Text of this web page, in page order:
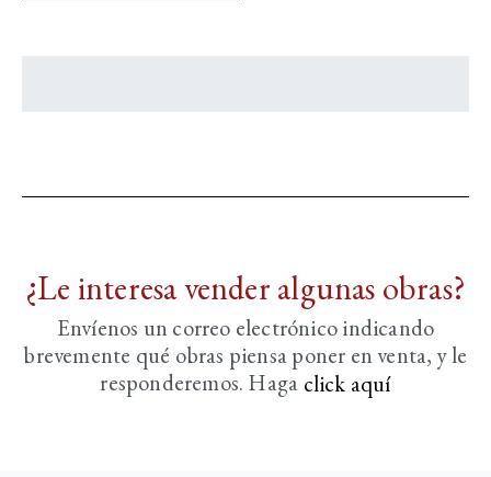
¿Le interesa vender algunas obras?
Envíenos un correo electrónico indicando
brevemente qué obras piensa poner en venta, y le
responderemos. Haga click aquí­